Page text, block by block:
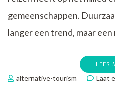
gemeenschappen.
langer een trend, maar
LEES
alternative-tourism Laat